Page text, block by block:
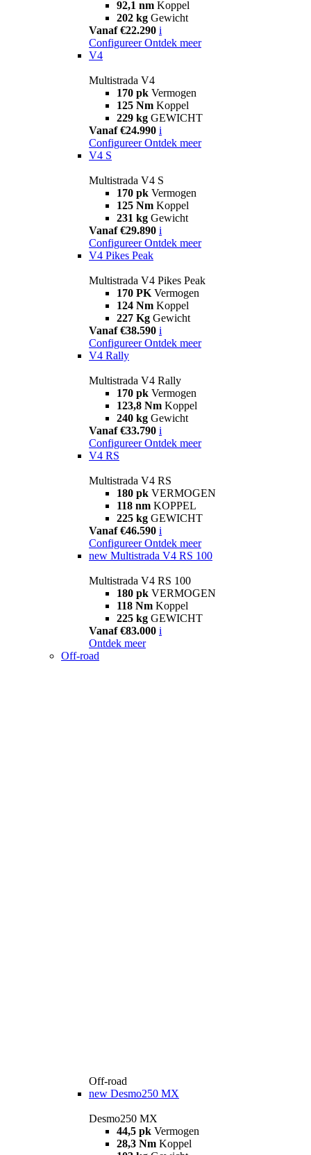
92,1 nm Koppel
202 kg Gewicht
Vanaf €22.290 i
Configureer Ontdek meer
V4
Multistrada V4
170 pk Vermogen
125 Nm Koppel
229 kg GEWICHT
Vanaf €24.990 i
Configureer Ontdek meer
V4 S
Multistrada V4 S
170 pk Vermogen
125 Nm Koppel
231 kg Gewicht
Vanaf €29.890 i
Configureer Ontdek meer
V4 Pikes Peak
Multistrada V4 Pikes Peak
170 PK Vermogen
124 Nm Koppel
227 Kg Gewicht
Vanaf €38.590 i
Configureer Ontdek meer
V4 Rally
Multistrada V4 Rally
170 pk Vermogen
123,8 Nm Koppel
240 kg Gewicht
Vanaf €33.790 i
Configureer Ontdek meer
V4 RS
Multistrada V4 RS
180 pk VERMOGEN
118 nm KOPPEL
225 kg GEWICHT
Vanaf €46.590 i
Configureer Ontdek meer
new Multistrada V4 RS 100
Multistrada V4 RS 100
180 pk VERMOGEN
118 Nm Koppel
225 kg GEWICHT
Vanaf €83.000 i
Ontdek meer
Off-road
Off-road
new Desmo250 MX
Desmo250 MX
44,5 pk Vermogen
28,3 Nm Koppel